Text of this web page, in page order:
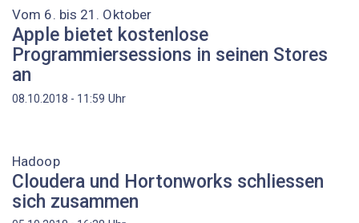
Vom 6. bis 21. Oktober
Apple bietet kostenlose
Programmiersessions in seinen Stores
an
08.10.2018 - 11:59 Uhr
Hadoop
Cloudera und Hortonworks schliessen
sich zusammen